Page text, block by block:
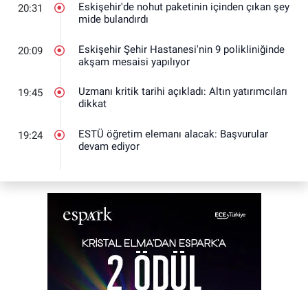
20:31
Eskişehir'de nohut paketinin içinden çıkan şey
mide bulandırdı
20:09
Eskişehir Şehir Hastanesi'nin 9 polikliniğinde
akşam mesaisi yapılıyor
19:45
Uzmanı kritik tarihi açıkladı: Altın yatırımcıları
dikkat
19:24
ESTÜ öğretim elemanı alacak: Başvurular
devam ediyor